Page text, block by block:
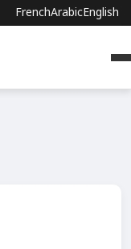
FrenchArabicEnglish